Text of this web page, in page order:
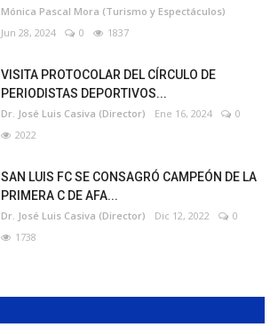
Mónica Pascal Mora (Turismo y Espectáculos)
Jun 28, 2024
0 1837
VISITA PROTOCOLAR DEL CÍRCULO DE
PERIODISTAS DEPORTIVOS...
Dr. José Luis Casiva (Director) Ene 16, 2024
0
2022
SAN LUIS FC SE CONSAGRÓ CAMPEÓN DE LA
PRIMERA C DE AFA...
Dr. José Luis Casiva (Director) Dic 12, 2022
0
1738